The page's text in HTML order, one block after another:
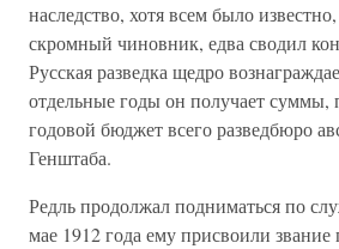
наследство, хотя всем было
скромный чиновник, едва сводил
Русская разведка щедро
отдельные годы он получает суммы,
годовой бюджет всего разведбюро
Генштаба.
Редль продолжал подниматься по
мае 1912 года ему присвоили звание